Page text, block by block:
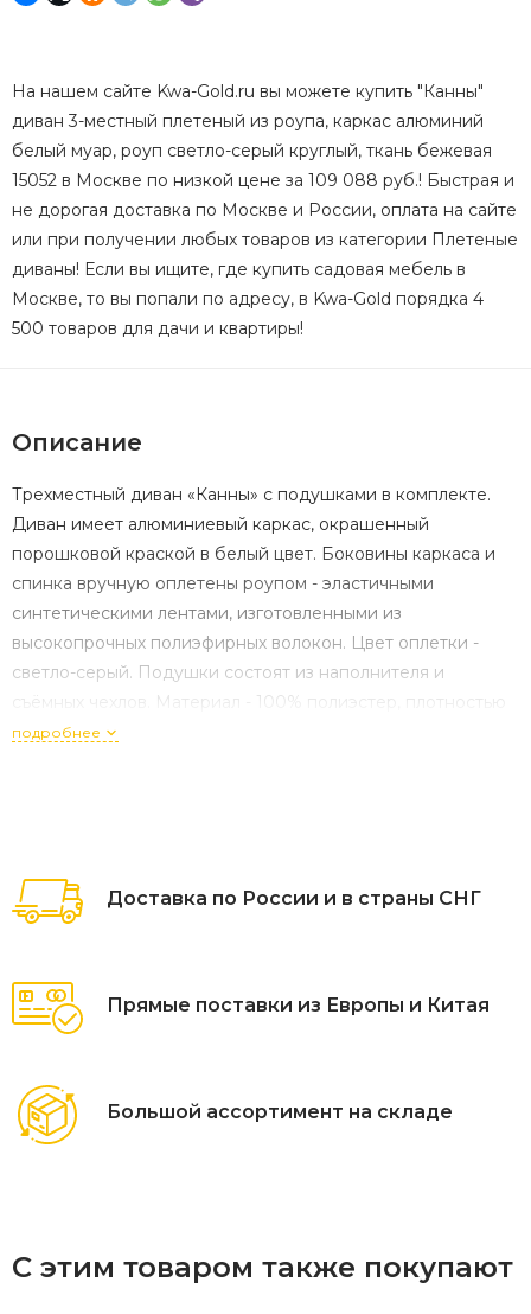
На нашем сайте Kwa-Gold.ru вы можете купить "Канны"
диван 3-местный плетеный из роупа, каркас алюминий
белый муар, роуп светло-серый круглый, ткань бежевая
15052 в Москве по низкой цене за 109 088 руб.! Быстрая и
не дорогая доставка по Москве и России, оплата на сайте
или при получении любых товаров из категории Плетеные
диваны! Если вы ищите, где купить садовая мебель в
Москве, то вы попали по адресу, в Kwa-Gold порядка 4
500 товаров для дачи и квартиры!
Описание
Трехместный диван «Канны» с подушками в комплекте.
Диван имеет алюминиевый каркас, окрашенный
порошковой краской в белый цвет. Боковины каркаса и
спинка вручную оплетены роупом - эластичными
синтетическими лентами, изготовленными из
высокопрочных полиэфирных волокон. Цвет оплетки -
светло-серый. Подушки состоят из наполнителя и
съёмных чехлов. Материал - 100% полиэстер, плотностью
300гр/м2. Размер плетеного дивана: 2030×750×700 мм.
подробнее
Доставка по России и в страны СНГ
Прямые поставки из Европы и Китая
Большой ассортимент на складе
С этим товаром также покупают